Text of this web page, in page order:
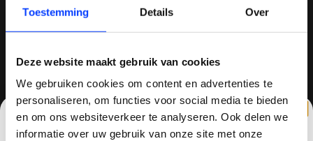
Toestemming Details Over
Deze website maakt gebruik van cookies
We gebruiken cookies om content en advertenties te
personaliseren, om functies voor social media te bieden
en om ons websiteverkeer te analyseren. Ook delen we
informatie over uw gebruik van onze site met onze
QUADCOPTER-SHOP.NL